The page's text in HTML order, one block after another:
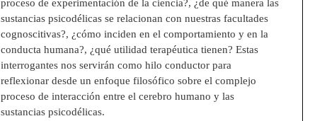
proceso de experimentación de la ciencia?, ¿de qué manera las
sustancias psicodélicas se relacionan con nuestras facultades
cognoscitivas?, ¿cómo inciden en el comportamiento y en la
conducta humana?, ¿qué utilidad terapéutica tienen? Estas
interrogantes nos servirán como hilo conductor para
reflexionar desde un enfoque filosófico sobre el complejo
proceso de interacción entre el cerebro humano y las
sustancias psicodélicas.